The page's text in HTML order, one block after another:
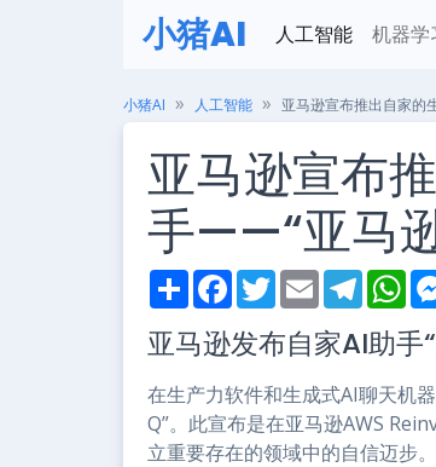
小猪AI 人工智能 机器学
小猪AI 人工智能 亚马逊宣布推出自家
亚马逊宣布
手——“亚马
S
h
r
e
F
a
e
b
o
k
T
w
t
t
r
E
m
i
l
T
e
e
g
a
m
W
h
t
s
p
p
亚马逊发布自家AI助手
在生产力软件和生成式AI聊天机
Q”。此宣布是在亚马逊AWS
立重要存在的领域中的自信迈步。